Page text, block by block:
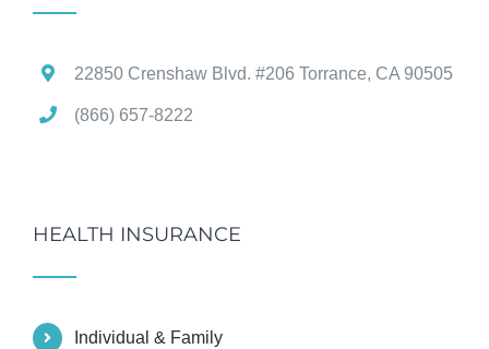
22850 Crenshaw Blvd. #206 Torrance, CA 90505
(866) 657-8222
HEALTH INSURANCE
Individual & Family